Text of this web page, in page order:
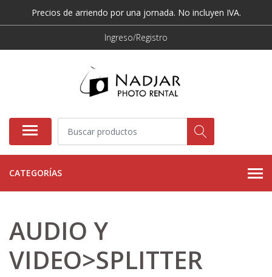
Precios de arriendo por una jornada. No incluyen IVA.
Ingreso/Registro
CATEGORÍAS
AUDIO Y
VIDEO>SPLITTER